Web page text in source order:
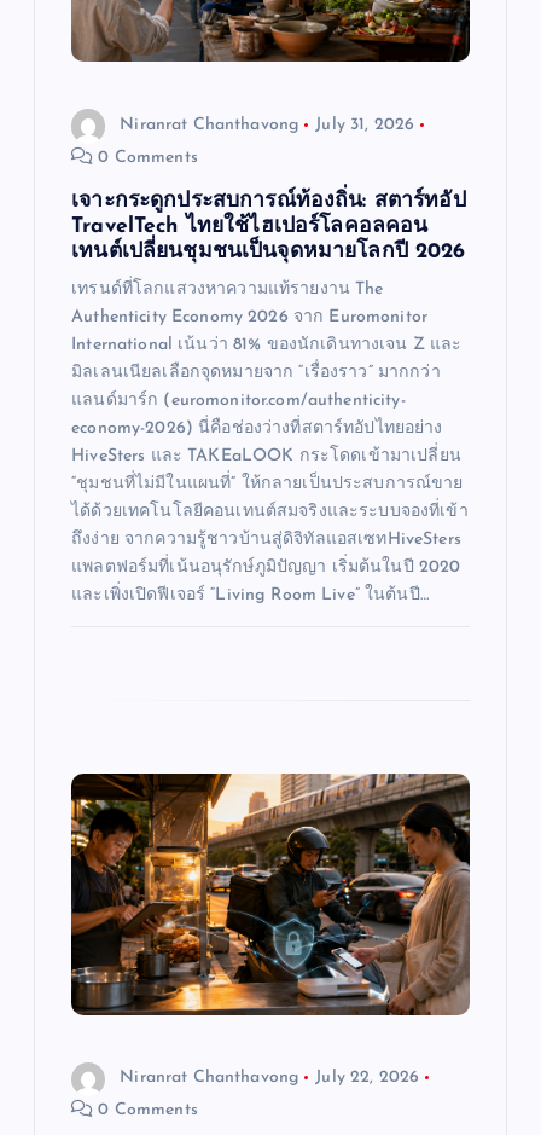
Niranrat Chanthavong
July 31, 2026
0 Comments
เจาะกระดูกประสบการณ์ท้องถิ่น: สตาร์ทอัป
TravelTech ไทยใช้ไฮเปอร์โลคอลคอน
เทนต์เปลี่ยนชุมชนเป็นจุดหมายโลกปี 2026
เทรนด์ที่โลกแสวงหาความแท้รายงาน The
Authenticity Economy 2026 จาก Euromonitor
International เน้นว่า 81% ของนักเดินทางเจน Z และ
มิลเลนเนียลเลือกจุดหมายจาก “เรื่องราว” มากกว่า
แลนด์มาร์ก (euromonitor.com/authenticity-
economy-2026) นี่คือช่องว่างที่สตาร์ทอัปไทยอย่าง
HiveSters และ TAKEaLOOK กระโดดเข้ามาเปลี่ยน
“ชุมชนที่ไม่มีในแผนที่” ให้กลายเป็นประสบการณ์ขาย
ได้ด้วยเทคโนโลยีคอนเทนต์สมจริงและระบบจองที่เข้า
ถึงง่าย จากความรู้ชาวบ้านสู่ดิจิทัลแอสเซทHiveSters
แพลตฟอร์มที่เน้นอนุรักษ์ภูมิปัญญา เริ่มต้นในปี 2020
และเพิ่งเปิดฟีเจอร์ “Living Room Live” ในต้นปี…
Niranrat Chanthavong
July 22, 2026
0 Comments